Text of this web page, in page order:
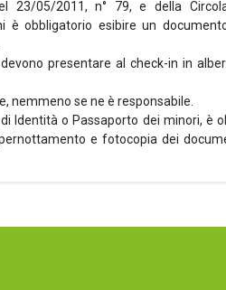
23/05/2011, n° 79, e della
è obbligatorio esibire un
presentare al check-in in
nemmeno se ne è responsabile.
Identità o Passaporto dei minori, è
e fotocopia dei